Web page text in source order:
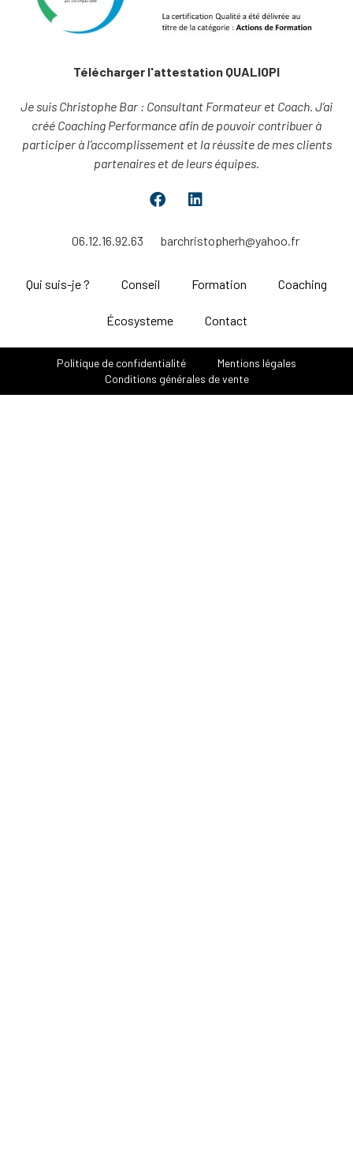
Télécharger l'attestation QUALIOPI
Je suis Christophe Bar : Consultant Formateur et Coach. J’ai
créé Coaching Performance afin de pouvoir contribuer à
participer à l’accomplissement et la réussite de mes clients
partenaires et de leurs équipes.
06.12.16.92.63 barchristopherh@yahoo.fr
Qui suis-je ? Conseil Formation Coaching
Écosysteme Contact
Politique de confidentialité
Mentions légales
Conditions générales de vente